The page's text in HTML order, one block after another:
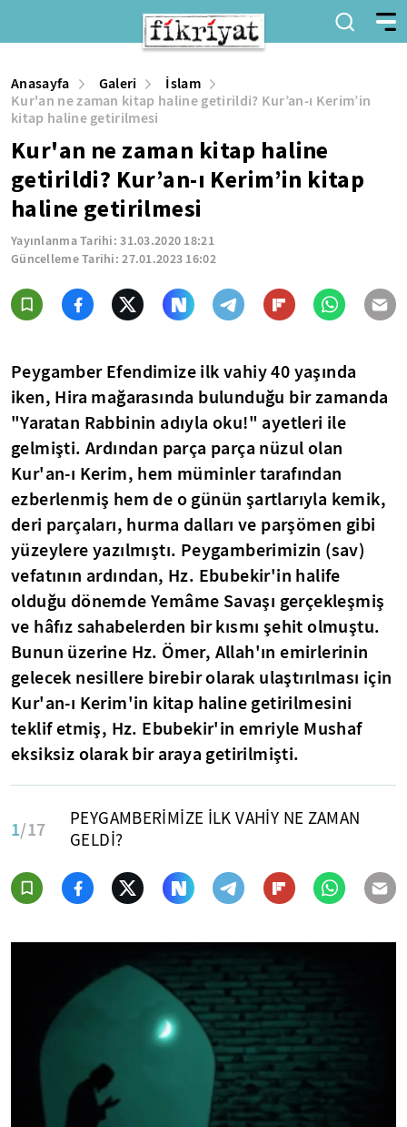
Anasayfa Galeri
İslam
Kur'an ne zaman kitap haline getirildi? Kur’an-ı Kerim’in
kitap haline getirilmesi
Kur'an ne zaman kitap haline
getirildi? Kur’an-ı Kerim’in kitap
haline getirilmesi
Yayınlanma Tarihi:31.03.2020 18:21
Güncelleme Tarihi:27.01.2023 16:02
Peygamber Efendimize ilk vahiy 40 yaşında
iken, Hira mağarasında bulunduğu bir zamanda
"Yaratan Rabbinin adıyla oku!" ayetleri ile
gelmişti. Ardından parça parça nüzul olan
Kur'an-ı Kerim, hem müminler tarafından
ezberlenmiş hem de o günün şartlarıyla kemik,
deri parçaları, hurma dalları ve parşömen gibi
yüzeylere yazılmıştı. Peygamberimizin (sav)
vefatının ardından, Hz. Ebubekir'in halife
olduğu dönemde Yemâme Savaşı gerçekleşmiş
ve hâfız sahabelerden bir kısmı şehit olmuştu.
Bunun üzerine Hz. Ömer, Allah'ın emirlerinin
gelecek nesillere birebir olarak ulaştırılması için
Kur'an-ı Kerim'in kitap haline getirilmesini
teklif etmiş, Hz. Ebubekir'in emriyle Mushaf
eksiksiz olarak bir araya getirilmişti.
1/17
PEYGAMBERİMİZE İLK VAHİY NE ZAMAN
GELDİ?